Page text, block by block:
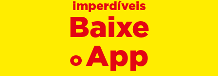
imperdíveis
Baixe
oApp